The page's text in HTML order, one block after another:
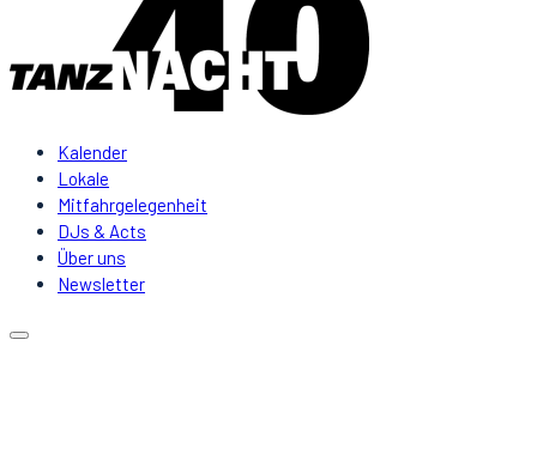
Kalender
Lokale
Mitfahrgelegenheit
DJs & Acts
Über uns
Newsletter